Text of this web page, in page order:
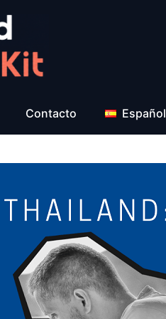
Contacto Español